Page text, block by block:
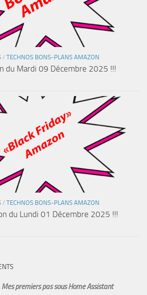
/ TECHNOS BONS-PLANS AMAZON
du Mardi 09 Décembre 2025 !!!
/ TECHNOS BONS-PLANS AMAZON
du Lundi 01 Décembre 2025 !!!
Mes premiers pas sous Home Assistant